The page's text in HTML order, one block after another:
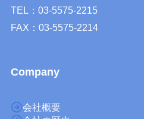
TEL：03-5575-2215
FAX：03-5575-2214
Company
会社概要